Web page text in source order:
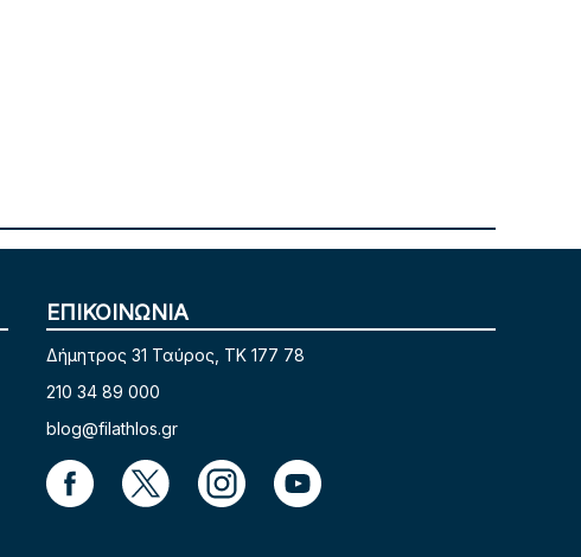
ΕΠΙΚΟΙΝΩΝΙΑ
Δήμητρος 31 Ταύρος, TK 177 78
210 34 89 000
blog@filathlos.gr